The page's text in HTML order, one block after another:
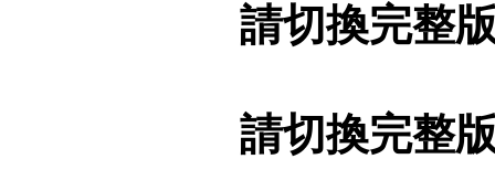
請切換完整
請切換完整